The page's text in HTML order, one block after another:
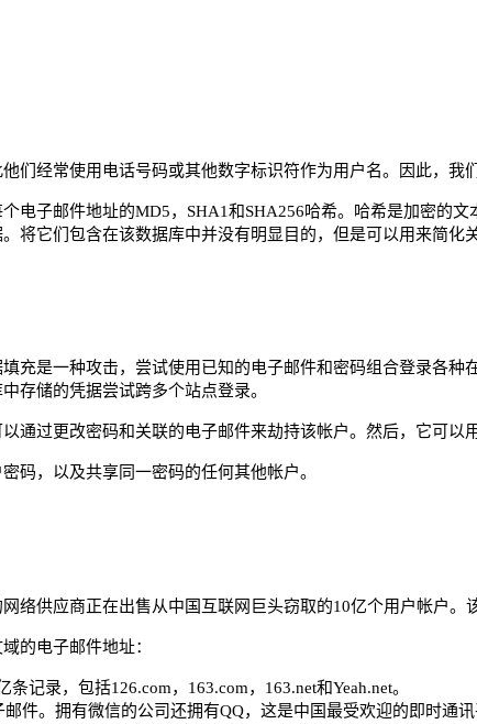
们经常使用电话号码或其他数字标识符作为用户名。因此，我
电子邮件地址的MD5，SHA1和SHA256哈希。哈希是加密的
将它们包含在该数据库中并没有明显目的，但是可以用来简化
充是一种攻击，尝试使用已知的电子邮件和密码组合登录各
存储的凭据尝试跨多个站点登录。
通过更改密码和关联的电子邮件来劫持该帐户。然后，它可以
码，以及共享同一密码的任何其他帐户。
络供应商正在出售从中国互联网巨头窃取的10亿个用户帐户
的电子邮件地址：
记录，包括126.com，163.com，163.net和Yeah.net。
件。拥有微信的公司还拥有QQ，这是中国最受欢迎的即时通讯